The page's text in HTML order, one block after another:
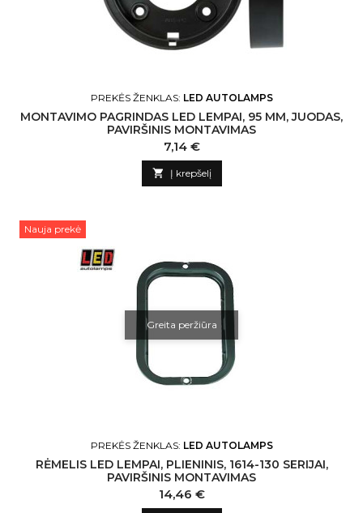
PREKĖS ŽENKLAS: LED AUTOLAMPS
MONTAVIMO PAGRINDAS LED LEMPAI, 95 MM, JUODAS,
PAVIRŠINIS MONTAVIMAS
Kaina
7,14 €
 Į krepšelį
Nauja prekė
Greita peržiūra
PREKĖS ŽENKLAS: LED AUTOLAMPS
RĖMELIS LED LEMPAI, PLIENINIS, 1614-130 SERIJAI,
PAVIRŠINIS MONTAVIMAS
Kaina
14,46 €